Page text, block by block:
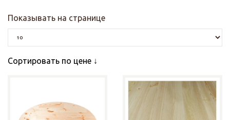
Показывать на странице
Сортировать по цене